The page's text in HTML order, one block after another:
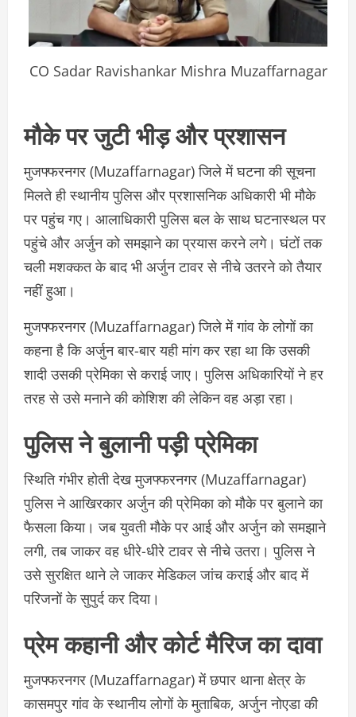
CO Sadar Ravishankar Mishra Muzaffarnagar
मौके पर जुटी भीड़ और प्रशासन
मुजफ्फरनगर (Muzaffarnagar) जिले में घटना की सूचना
मिलते ही स्थानीय पुलिस और प्रशासनिक अधिकारी भी मौके
पर पहुंच गए। आलाधिकारी पुलिस बल के साथ घटनास्थल पर
पहुंचे और अर्जुन को समझाने का प्रयास करने लगे। घंटों तक
चली मशक्कत के बाद भी अर्जुन टावर से नीचे उतरने को तैयार
नहीं हुआ।
मुजफ्फरनगर (Muzaffarnagar) जिले में गांव के लोगों का
कहना है कि अर्जुन बार-बार यही मांग कर रहा था कि उसकी
शादी उसकी प्रेमिका से कराई जाए। पुलिस अधिकारियों ने हर
तरह से उसे मनाने की कोशिश की लेकिन वह अड़ा रहा।
पुलिस ने बुलानी पड़ी प्रेमिका
स्थिति गंभीर होती देख मुजफ्फरनगर (Muzaffarnagar)
पुलिस ने आखिरकार अर्जुन की प्रेमिका को मौके पर बुलाने का
फैसला किया। जब युवती मौके पर आई और अर्जुन को समझाने
लगी, तब जाकर वह धीरे-धीरे टावर से नीचे उतरा। पुलिस ने
उसे सुरक्षित थाने ले जाकर मेडिकल जांच कराई और बाद में
परिजनों के सुपुर्द कर दिया।
प्रेम कहानी और कोर्ट मैरिज का दावा
मुजफ्फरनगर (Muzaffarnagar) में छपार थाना क्षेत्र के
कासमपुर गांव के स्थानीय लोगों के मुताबिक, अर्जुन नोएडा की